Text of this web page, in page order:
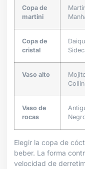
Copa de
martini
Copa de
cristal
Vaso alto
Vaso de
rocas
Elegir la copa de
beber. La forma
velocidad de